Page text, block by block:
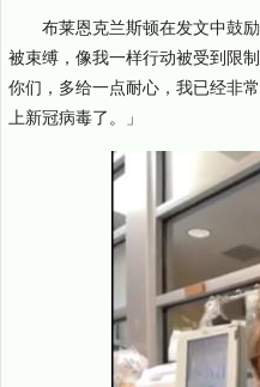
布莱恩克兰斯顿在发文中鼓
被束缚，像我一样行动被受到限
你们，多给一点耐心，我已经非
上新冠病毒了。」